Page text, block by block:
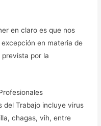
claro es que nos
en materia de
por la
del Trabajo incluye virus
chagas, vih, entre